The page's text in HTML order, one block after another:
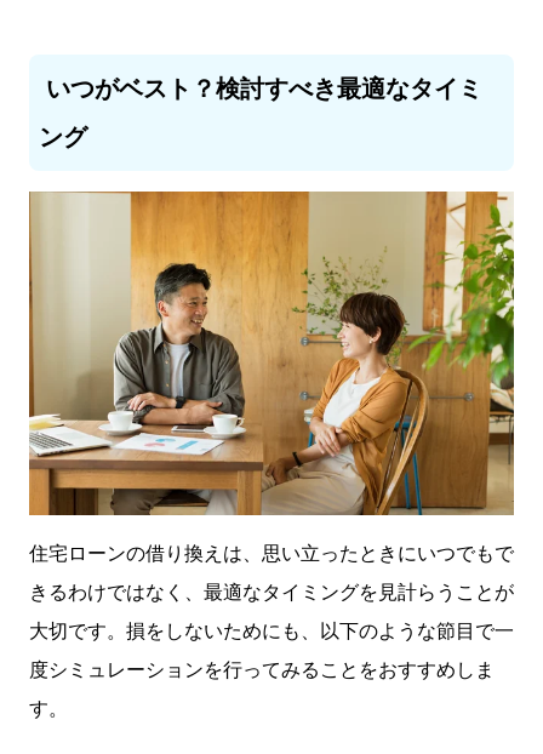
いつがベスト？検討すべき最適なタイミ
ング
住宅ローンの借り換えは、思い立ったときにいつでもで
きるわけではなく、最適なタイミングを見計らうことが
大切です。損をしないためにも、以下のような節目で一
度シミュレーションを行ってみることをおすすめしま
す。